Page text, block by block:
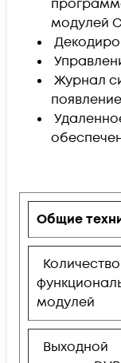
модулей
Журнал
Общие
Количество
модулей
Выходной